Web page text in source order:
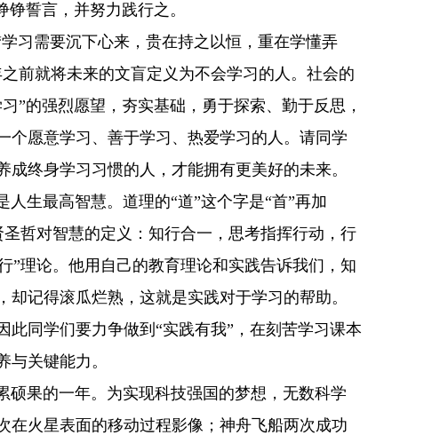
誓言，并努力践行之。
习需要沉下心来，贵在持之以恒，重在学懂弄
前就将未来的文盲定义为不会学习的人。社会的
”的强烈愿望，夯实基础，勇于探索、勤于反思，
愿意学习、善于学习、热爱学习的人。请同学
终身学习习惯的人，才能拥有更美好的未来。
生最高智慧。道理的“道”这个字是“首”再加
哲对智慧的定义：知行合一，思考指挥行动，行
”理论。他用自己的教育理论和实践告诉我们，知
记得滚瓜烂熟，这就是实践对于学习的帮助。
同学们要力争做到“实践有我”，在刻苦学习课本
关键能力。
硕果的一年。为实现科技强国的梦想，无数科学
在火星表面的移动过程影像；神舟飞船两次成功